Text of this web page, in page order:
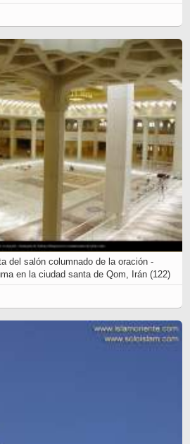
del salón columnado de la oración -
en la ciudad santa de Qom, Irán (122)